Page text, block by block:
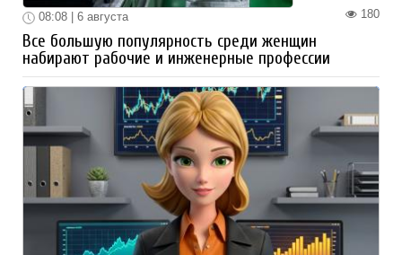
180
08:08 | 6 августа
Все большую популярность среди женщин
набирают рабочие и инженерные профессии